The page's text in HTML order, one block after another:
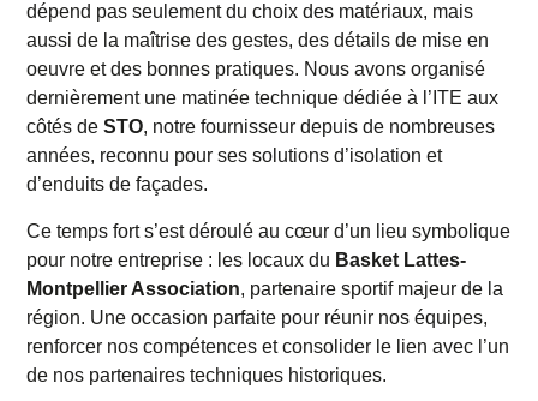
dépend pas seulement du choix des matériaux, mais
aussi de la maîtrise des gestes, des détails de mise en
oeuvre et des bonnes pratiques. Nous avons organisé
dernièrement une matinée technique dédiée à l’ITE aux
côtés deSTO, notre fournisseur depuis de nombreuses
années, reconnu pour ses solutions d’isolation et
d’enduits de façades.
Ce temps fort s’est déroulé au cœur d’un lieu symbolique
pour notre entreprise : les locaux du Basket Lattes-
Montpellier Association, partenaire sportif majeur de la
région. Une occasion parfaite pour réunir nos équipes,
renforcer nos compétences et consolider le lien avec l’un
de nos partenaires techniques historiques.